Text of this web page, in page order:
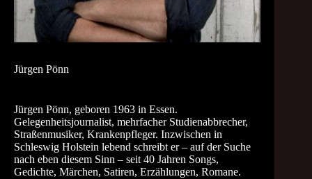
Jürgen Pönn
Jürgen Pönn, geboren 1963 in Essen.
Gelegenheitsjournalist, mehrfacher Studienabbrecher,
Straßenmusiker, Krankenpfleger. Inzwischen in
Schleswig Holstein lebend schreibt er – auf der Suche
nach eben diesem Sinn – seit 40 Jahren Songs,
Gedichte, Märchen, Satiren, Erzählungen, Romane.